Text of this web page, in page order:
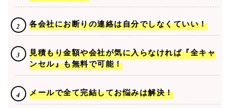
各会社にお断りの連絡は自分でしなくていい！
見積もり金額や会社が気に入らなければ『全キャ
ンセル』も無料で可能！
メールで全て完結してお悩みは解決！